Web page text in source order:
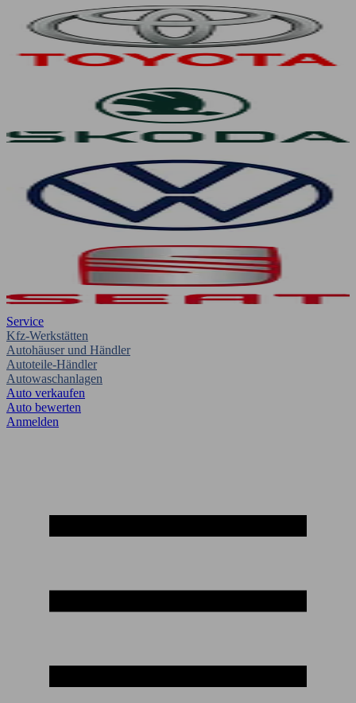
Service
Kfz-Werkstätten
Autohäuser und Händler
Autoteile-Händler
Autowaschanlagen
Auto verkaufen
Auto bewerten
Anmelden